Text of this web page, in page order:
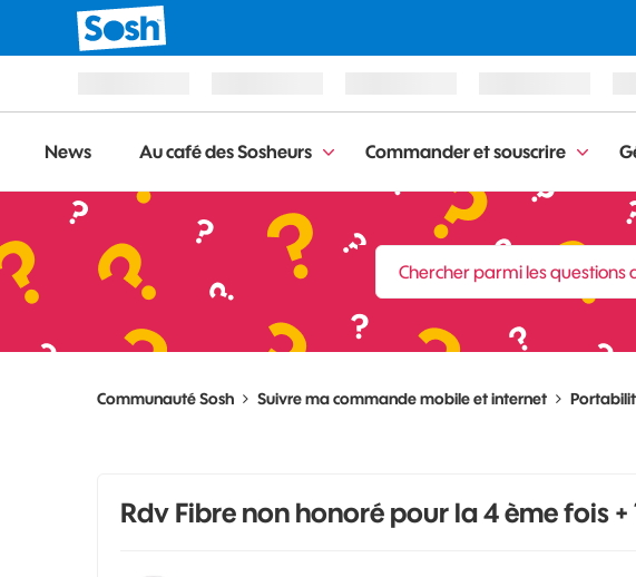
News Au café des Sosheurs Commander et souscrire
Communauté Sosh Suivre ma commande mobile et internet
Rdv Fibre non honoré pour la 4 ème fois +